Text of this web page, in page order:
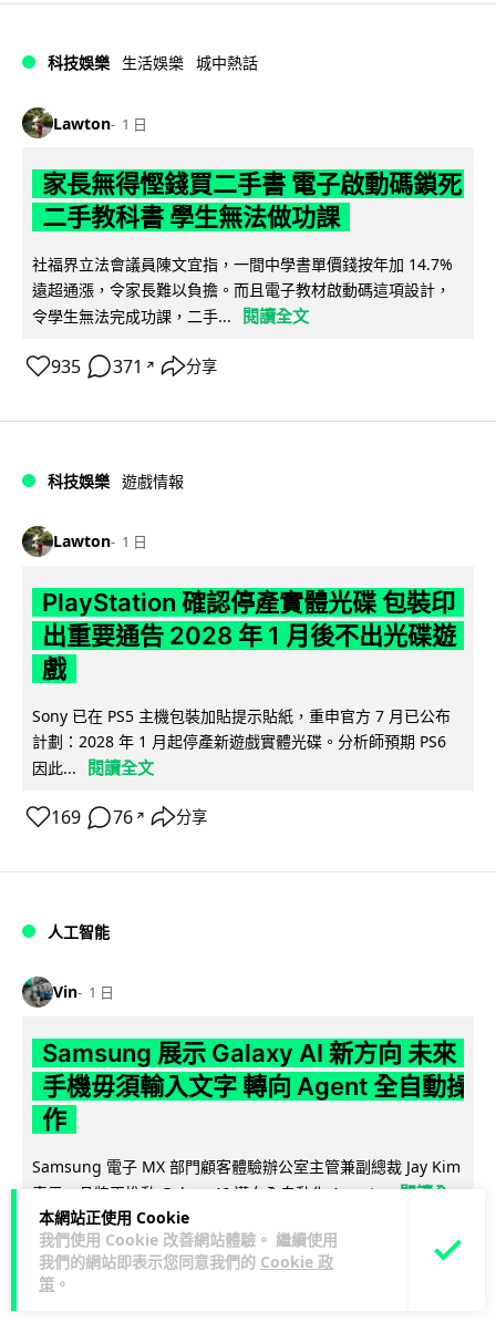
本網站正使用 Cookie
我們使用 Cookie 改善網站體驗。 繼續使用
我們的網站即表示您同意我們的 Cookie 政
策 。
科技娛樂 生活娛樂 城中熱話
Lawton 1 日
家長無得慳錢買二手書 電子啟動碼鎖死
二手教科書 學生無法做功課
社福界立法會議員陳文宜指，一間中學書單價錢按年加 14.7%
遠超通漲，令家長難以負擔。而且電子教材啟動碼這項設計，
令學生無法完成功課，二手...
閱讀全文
935 371 ↗ 分享
科技娛樂 遊戲情報
Lawton 1 日
PlayStation 確認停產實體光碟 包裝印
出重要通告 2028 年 1 月後不出光碟遊
戲
Sony 已在 PS5 主機包裝加貼提示貼紙，重申官方 7 月已公布
計劃：2028 年 1 月起停產新遊戲實體光碟。分析師預期 PS6
因此...
閱讀全文
169 76 ↗ 分享
人工智能
Vin 1 日
Samsung 展示 Galaxy AI 新方向 未來
手機毋須輸入文字 轉向 Agent 全自動操
作
Samsung 電子 MX 部門顧客體驗辦公室主管兼副總裁 Jay Kim
表示，品牌正推動 Galaxy AI 邁向全自動化 Agent... 閱讀全
文
27 4↗ 分享